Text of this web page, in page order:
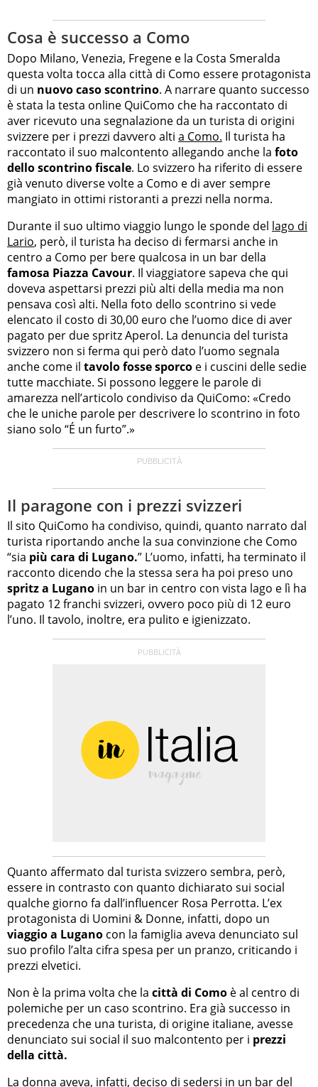
Cosa è successo a Como
Dopo Milano, Venezia, Fregene e la Costa Smeralda
questa volta tocca alla città di Como essere protagonista
di un nuovo caso scontrino. A narrare quanto successo
è stata la testa online QuiComo che ha raccontato di
aver ricevuto una segnalazione da un turista di origini
svizzere per i prezzi davvero alti a Como. Il turista ha
raccontato il suo malcontento allegando anche la foto
dello scontrino fiscale. Lo svizzero ha riferito di essere
già venuto diverse volte a Como e di aver sempre
mangiato in ottimi ristoranti a prezzi nella norma.
Durante il suo ultimo viaggio lungo le sponde del lago di
Lario, però, il turista ha deciso di fermarsi anche in
centro a Como per bere qualcosa in un bar della
famosa Piazza Cavour. Il viaggiatore sapeva che qui
doveva aspettarsi prezzi più alti della media ma non
pensava così alti. Nella foto dello scontrino si vede
elencato il costo di 30,00 euro che l’uomo dice di aver
pagato per due spritz Aperol. La denuncia del turista
svizzero non si ferma qui però dato l’uomo segnala
anche come il tavolo fosse sporco e i cuscini delle sedie
tutte macchiate. Si possono leggere le parole di
amarezza nell’articolo condiviso da QuiComo: «Credo
che le uniche parole per descrivere lo scontrino in foto
siano solo “É un furto”.»
Il paragone con i prezzi svizzeri
Il sito QuiComo ha condiviso, quindi, quanto narrato dal
turista riportando anche la sua convinzione che Como
“sia più cara di Lugano.” L’uomo, infatti, ha terminato il
racconto dicendo che la stessa sera ha poi preso uno
spritz a Lugano in un bar in centro con vista lago e lì ha
pagato 12 franchi svizzeri, ovvero poco più di 12 euro
l’uno. Il tavolo, inoltre, era pulito e igienizzato.
Quanto affermato dal turista svizzero sembra, però,
essere in contrasto con quanto dichiarato sui social
qualche giorno fa dall’influencer Rosa Perrotta. L’ex
protagonista di Uomini & Donne, infatti, dopo un
viaggio a Lugano con la famiglia aveva denunciato sul
suo profilo l’alta cifra spesa per un pranzo, criticando i
prezzi elvetici.
Non è la prima volta che la città di Como è al centro di
polemiche per un caso scontrino. Era già successo in
precedenza che una turista, di origine italiane, avesse
denunciato sui social il suo malcontento per i prezzi
della città.
La donna aveva, infatti, deciso di sedersi in un bar del